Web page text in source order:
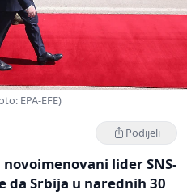
EPA-EFE)
Podijeli
lider SNS-
da Srbija u narednih 30